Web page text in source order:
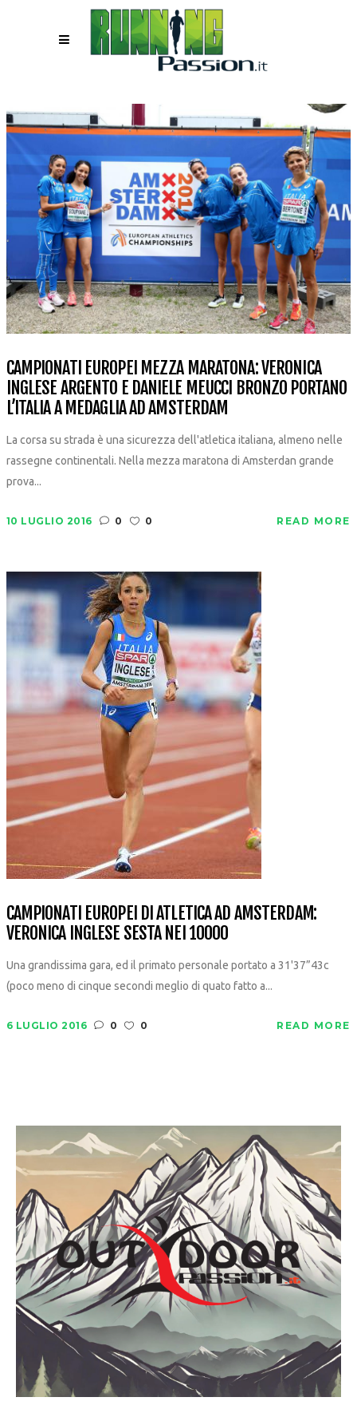
CAMPIONATI EUROPEI MEZZA MARATONA: VERONICA
INGLESE ARGENTO E DANIELE MEUCCI BRONZO PORTANO
L’ITALIA A MEDAGLIA AD AMSTERDAM
La corsa su strada è una sicurezza dell'atletica italiana, almeno nelle
rassegne continentali. Nella mezza maratona di Amsterdan grande
prova...
10 LUGLIO 2016 0 0 READ MORE
CAMPIONATI EUROPEI DI ATLETICA AD AMSTERDAM:
VERONICA INGLESE SESTA NEI 10000
Una grandissima gara, ed il primato personale portato a 31'37”43c
(poco meno di cinque secondi meglio di quato fatto a...
6 LUGLIO 2016 0 0 READ MORE